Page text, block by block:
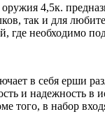
4,5к.
так и для
где необходимо
в себя ерши
и надежность
того, в набор